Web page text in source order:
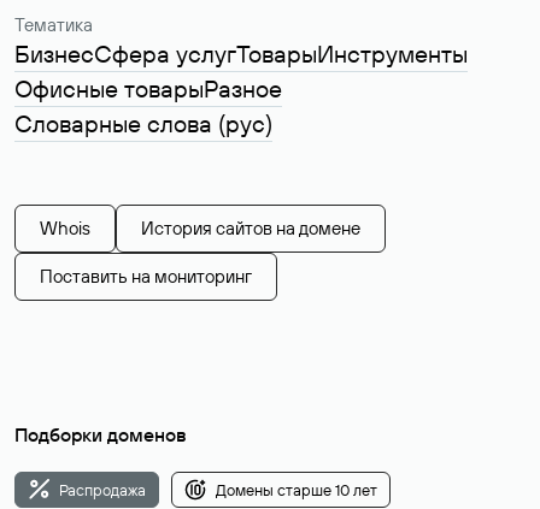
Тематика
БизнесСфера услугТоварыИнструменты
Офисные товарыРазное
Словарные слова (рус)
Whois История сайтов на домене
Поставить на мониторинг
Подборки доменов
Распродажа Домены старше 10 лет